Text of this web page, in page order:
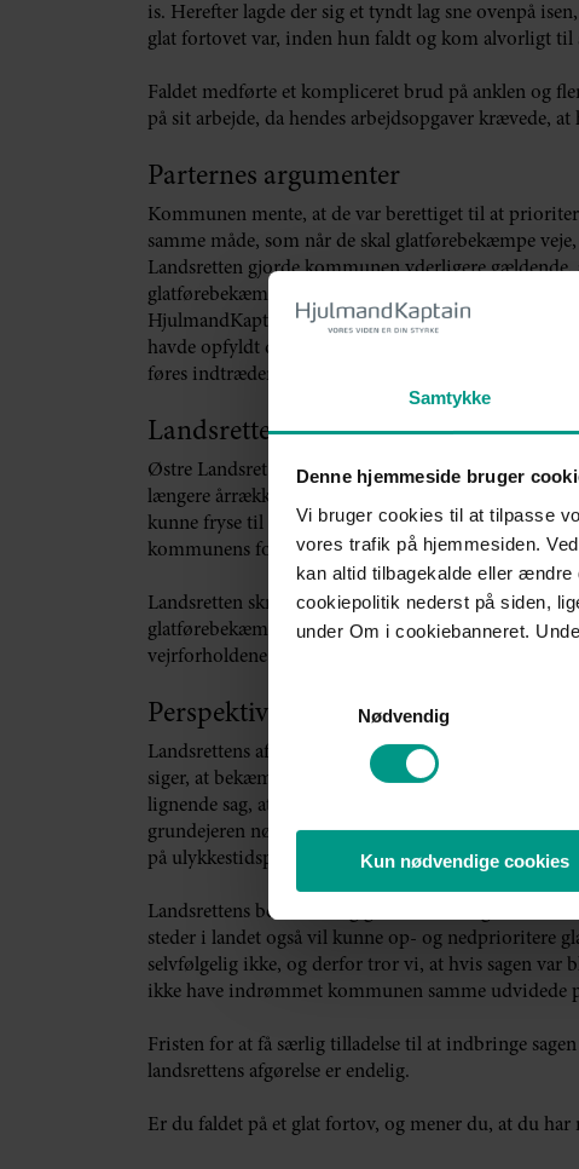
Samtykke
Denne hjemmeside bruger
Vi bruger cookies til at tilpasse
vores trafik på hjemmesiden.
kan altid tilbagekalde eller
cookiepolitik nederst på siden,
under Om i cookiebanneret.
Nødvendig
Kun nødvendige cookies
is. Herefter lagde der sig et tyndt lag sne ovenpå
glat fortovet var, inden hun faldt og kom alvorligt til
Faldet medførte et kompliceret brud på anklen og
på sit arbejde, da hendes arbejdsopgaver krævede,
Parternes argumenter
Kommunen mente, at de var berettiget til at
samme måde, som når de skal glatførebekæmpe
Landsretten gjorde kommunen yderligere
glatførebekæmpe deres arealer ligeligt, da dette ville
HjulmandKaptain mente derimod, at kommunen
havde opfyldt deres forpligtelse som grundejer til at
føres indtræden.
Landsrettens begrundelse
Østre Landsret fandt, at Lolland Kommune, der på
længere årrække, burde have været bekendt med, at
kunne fryse til is. Derfor var kommunen ansvarlig
kommunens forsikringsselskab.
Landsretten skrev også i sin begrundelse, at
glatførebekæmpelsen af fortove grundet omfanget
vejrforholdene kan undlade at foretage
Perspektiv
Landsrettens afsluttende bemærkninger er
siger, at bekæmpelsen skal ske straks efter, at det
lignende sag, at når en grundejer havde et større
grundejeren nødt til at starte i den ene ende af
på ulykkestidspunktet, men var på vej derhen.
Landsrettens bemærkning giver anledning til at
steder i landet også vil kunne op- og nedprioritere
selvfølgelig ikke, og derfor tror vi, at hvis sagen var
ikke have indrømmet kommunen samme udvidede
Fristen for at få særlig tilladelse til at indbringe
landsrettens afgørelse er endelig.
Er du faldet på et glat fortov, og mener du, at du